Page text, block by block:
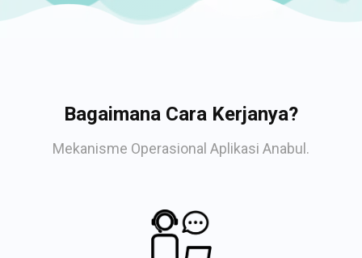
Bagaimana Cara Kerjanya?
Mekanisme Operasional Aplikasi Anabul.